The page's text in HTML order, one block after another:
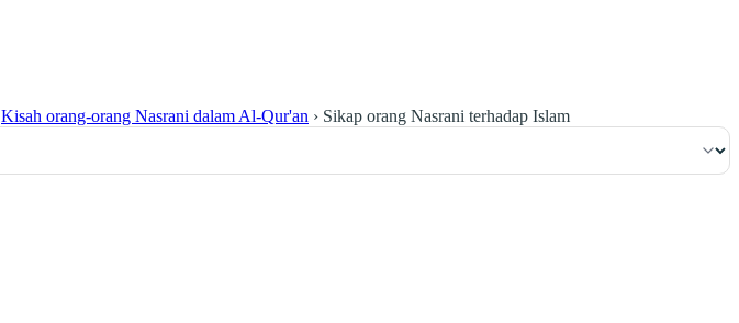
Kisah orang-orang Nasrani dalam Al-Qur'an › Sikap orang Nasrani terhadap Islam